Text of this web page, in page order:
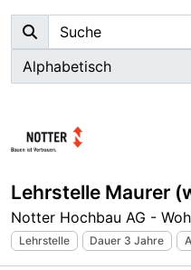
Lehrstelle Maurer
Notter Hochbau AG -
Lehrstelle Dauer 3 Jahre